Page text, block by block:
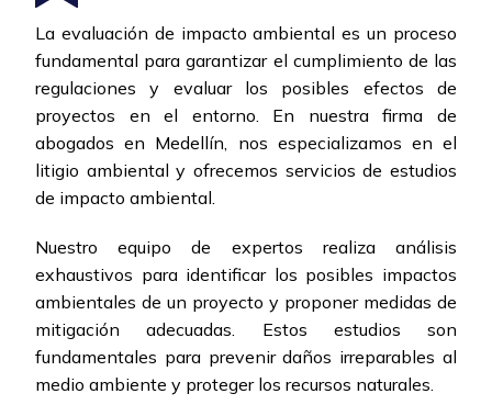
La evaluación de impacto ambiental es un proceso
fundamental para garantizar el cumplimiento de las
regulaciones y evaluar los posibles efectos de
proyectos en el entorno. En nuestra firma de
abogados en Medellín, nos especializamos en el
litigio ambiental y ofrecemos servicios de estudios
de impacto ambiental.
Nuestro equipo de expertos realiza análisis
exhaustivos para identificar los posibles impactos
ambientales de un proyecto y proponer medidas de
mitigación adecuadas. Estos estudios son
fundamentales para prevenir daños irreparables al
medio ambiente y proteger los recursos naturales.